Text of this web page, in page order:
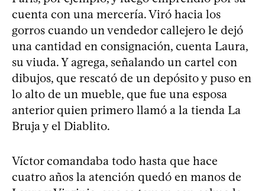
cuenta con una mercería. Viró hacia los
gorros cuando un vendedor callejero le dejó
una cantidad en consignación, cuenta Laura,
su viuda. Y agrega, señalando un cartel con
dibujos, que rescató de un depósito y puso en
lo alto de un mueble, que fue una esposa
anterior quien primero llamó a la tienda La
Bruja y el Diablito.
Víctor comandaba todo hasta que hace
cuatro años la atención quedó en manos de